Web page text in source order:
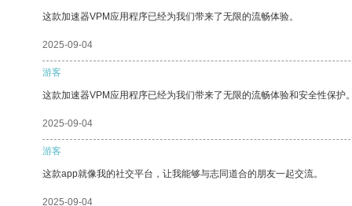
这款加速器VPM应用程序已经为我们带来了无限的流畅体验。
2025-09-04
游客
这款加速器VPM应用程序已经为我们带来了无限的流畅体验和安全性保护
2025-09-04
游客
这款app就像我的社交平台，让我能够与志同道合的朋友一起交流。
2025-09-04